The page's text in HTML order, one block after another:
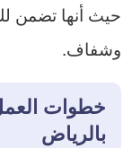
حيث أنها تضمن
وشفاف.
خطوات
بالرياض